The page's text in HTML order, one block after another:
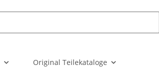
Original Teilekataloge